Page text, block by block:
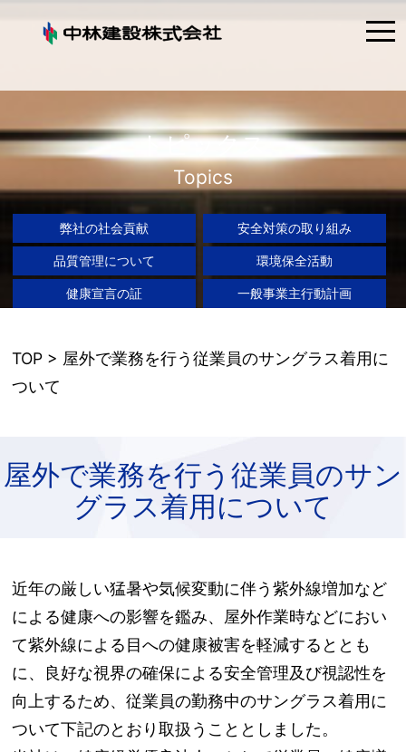
トピックス
Topics
弊社の社会貢献 安全対策の取り組み
品質管理について 環境保全活動
健康宣言の証 一般事業主行動計画
TOP > 屋外で業務を行う従業員のサングラス着用に
ついて
屋外で業務を行う従業員のサン
グラス着用について
近年の厳しい猛暑や気候変動に伴う紫外線増加など
による健康への影響を鑑み、屋外作業時などにおい
て紫外線による目への健康被害を軽減するととも
に、良好な視界の確保による安全管理及び視認性を
向上するため、従業員の勤務中のサングラス着用に
ついて下記のとおり取扱うこととしました。